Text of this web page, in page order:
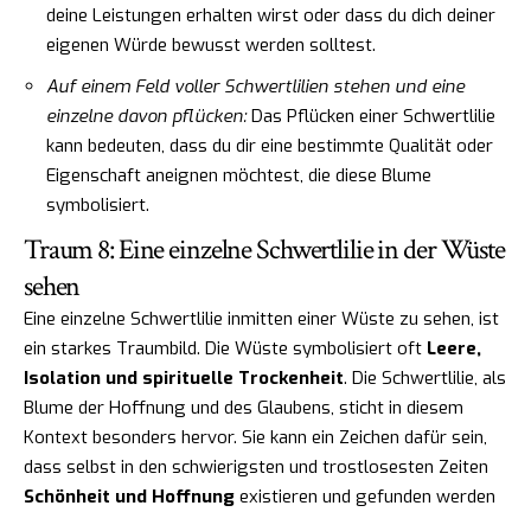
deine Leistungen erhalten wirst oder dass du dich deiner
eigenen Würde bewusst werden solltest.
Auf einem Feld voller Schwertlilien stehen und eine
einzelne davon pflücken:Das Pflücken einer Schwertlilie
kann bedeuten, dass du dir eine bestimmte Qualität oder
Eigenschaft aneignen möchtest, die diese Blume
symbolisiert.
Traum 8: Eine einzelne Schwertlilie in der Wüste
sehen
Eine einzelne Schwertlilie inmitten einer Wüste zu sehen, ist
ein starkes Traumbild. Die Wüste symbolisiert oft Leere,
Isolation und spirituelle Trockenheit. Die Schwertlilie, als
Blume der Hoffnung und des Glaubens, sticht in diesem
Kontext besonders hervor. Sie kann ein Zeichen dafür sein,
dass selbst in den schwierigsten und trostlosesten Zeiten
Schönheit und Hoffnung existieren und gefunden werden